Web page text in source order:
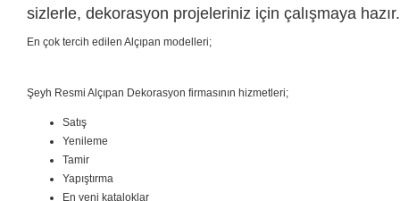
sizlerle, dekorasyon projeleriniz için çalışmaya hazır.
En çok tercih edilen Alçıpan modelleri;
Şeyh Resmi Alçıpan Dekorasyon firmasının hizmetleri;
Satış
Yenileme
Tamir
Yapıştırma
En yeni kataloklar